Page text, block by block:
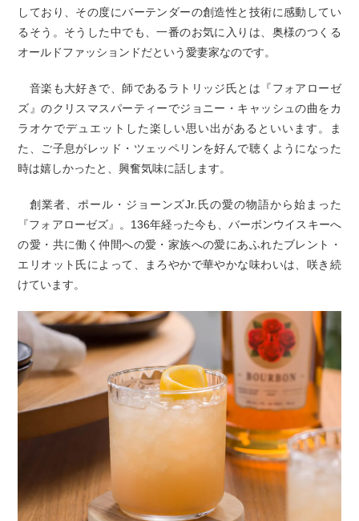
しており、その度にバーテンダーの創造性と技術に感動してい
るそう。そうした中でも、一番のお気に入りは、奥様のつくる
オールドファッションドだという愛妻家なのです。
音楽も大好きで、師であるラトリッジ氏とは『フォアローゼ
ズ』のクリスマスパーティーでジョニー・キャッシュの曲をカ
ラオケでデュエットした楽しい思い出があるといいます。ま
た、ご子息がレッド・ツェッペリンを好んで聴くようになった
時は嬉しかったと、興奮気味に話します。
創業者、ポール・ジョーンズJr.氏の愛の物語から始まった
『フォアローゼズ』。136年経った今も、バーボンウイスキーへ
の愛・共に働く仲間への愛・家族への愛にあふれたブレント・
エリオット氏によって、まろやかで華やかな味わいは、咲き続
けています。